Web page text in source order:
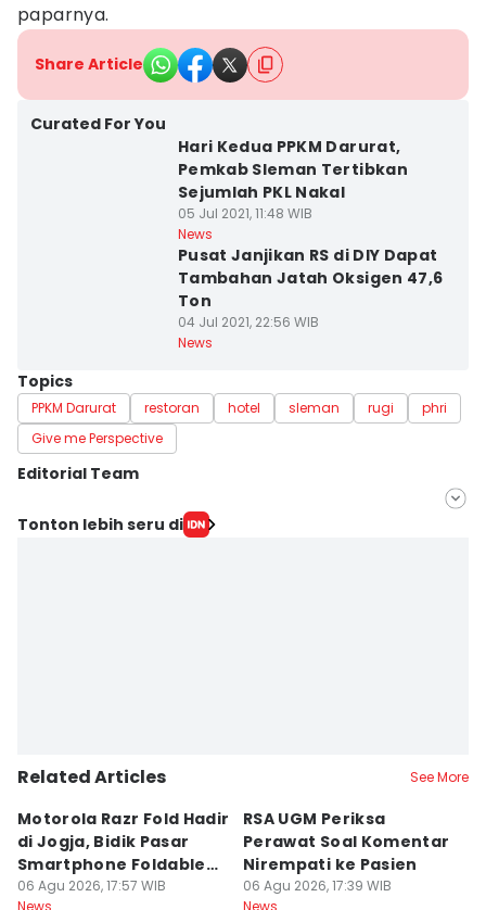
paparnya.
Share Article
Curated For You
Hari Kedua PPKM Darurat,
Pemkab Sleman Tertibkan
Sejumlah PKL Nakal
05 Jul 2021, 11:48 WIB
News
Pusat Janjikan RS di DIY Dapat
Tambahan Jatah Oksigen 47,6
Ton
04 Jul 2021, 22:56 WIB
News
Topics
PPKM Darurat restoran hotel sleman rugi
phri
Give me Perspective
Editorial Team
Editor
Tonton lebih seru di
Related Articles See More
Motorola Razr Fold Hadir
di Jogja, Bidik Pasar
Smartphone Foldable
Premium
06 Agu 2026, 17:57 WIB
News
RSA UGM Periksa
Perawat Soal Komentar
Nirempati ke Pasien
06 Agu 2026, 17:39 WIB
News